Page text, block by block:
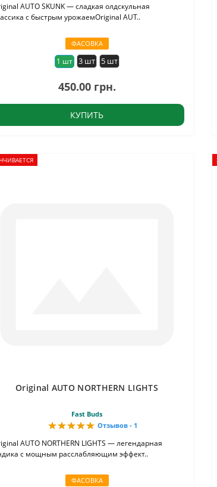
AUTO SKUNK — сладкая олдскульная
с быстрым урожаемOriginal AUT..
ФАСОВКА
1 шт 3 шт 5 шт
450.00 грн.
КУПИТЬ
Original AUTO NORTHERN LIGHTS
Fast Buds
Отзывов - 1
AUTO NORTHERN LIGHTS — легендарная
с мощным расслабляющим эффект..
ФАСОВКА